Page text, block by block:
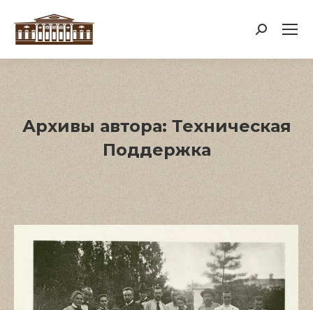
Поиск:
Архивы автора: Техническая
Поддержка